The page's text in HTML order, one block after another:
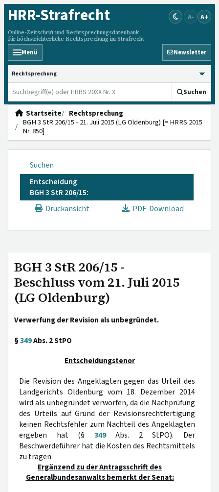
HRR-Strafrecht
Online-Zeitschrift und Rechtsprechungsdatenbank
für höchstrichterliche Rechtsprechung im Strafrecht
A- A+
Menü Newsletter
HRRS durchsuchen
Suchen
Startseite
Rechtsprechung
BGH 3 StR 206/15 - 21. Juli 2015 (LG Oldenburg) [= HRRS 2015
Nr. 850]
Suchen
Entscheidung
BGH 3 StR 206/15:
Druckansicht
PDF-Download
BGH 3 StR 206/15 -
Beschluss vom 21. Juli 2015
(LG Oldenburg)
Verwerfung der Revision als unbegründet.
§349Abs. 2 StPO
Entscheidungstenor
Die Revision des Angeklagten gegen das Urteil des
Landgerichts Oldenburg vom 18. Dezember 2014
wird als unbegründet verworfen, da die Nachprüfung
des Urteils auf Grund der Revisionsrechtfertigung
keinen Rechtsfehler zum Nachteil des Angeklagten
ergeben hat (§ 349Abs. 2 StPO). Der
Beschwerdeführer hat die Kosten des Rechtsmittels
zu tragen.
Ergänzend zu der Antragsschrift des
Generalbundesanwalts bemerkt der Senat: